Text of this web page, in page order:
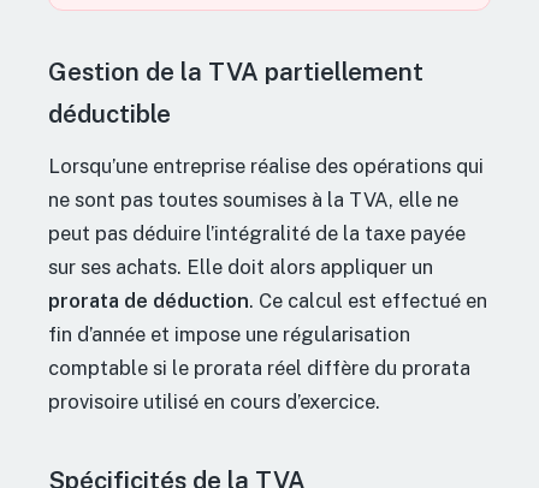
Gestion de la TVA partiellement
déductible
Lorsqu’une entreprise réalise des opérations qui
ne sont pas toutes soumises à la TVA, elle ne
peut pas déduire l’intégralité de la taxe payée
sur ses achats. Elle doit alors appliquer un
prorata de déduction. Ce calcul est effectué en
fin d’année et impose une régularisation
comptable si le prorata réel diffère du prorata
provisoire utilisé en cours d’exercice.
Spécificités de la TVA